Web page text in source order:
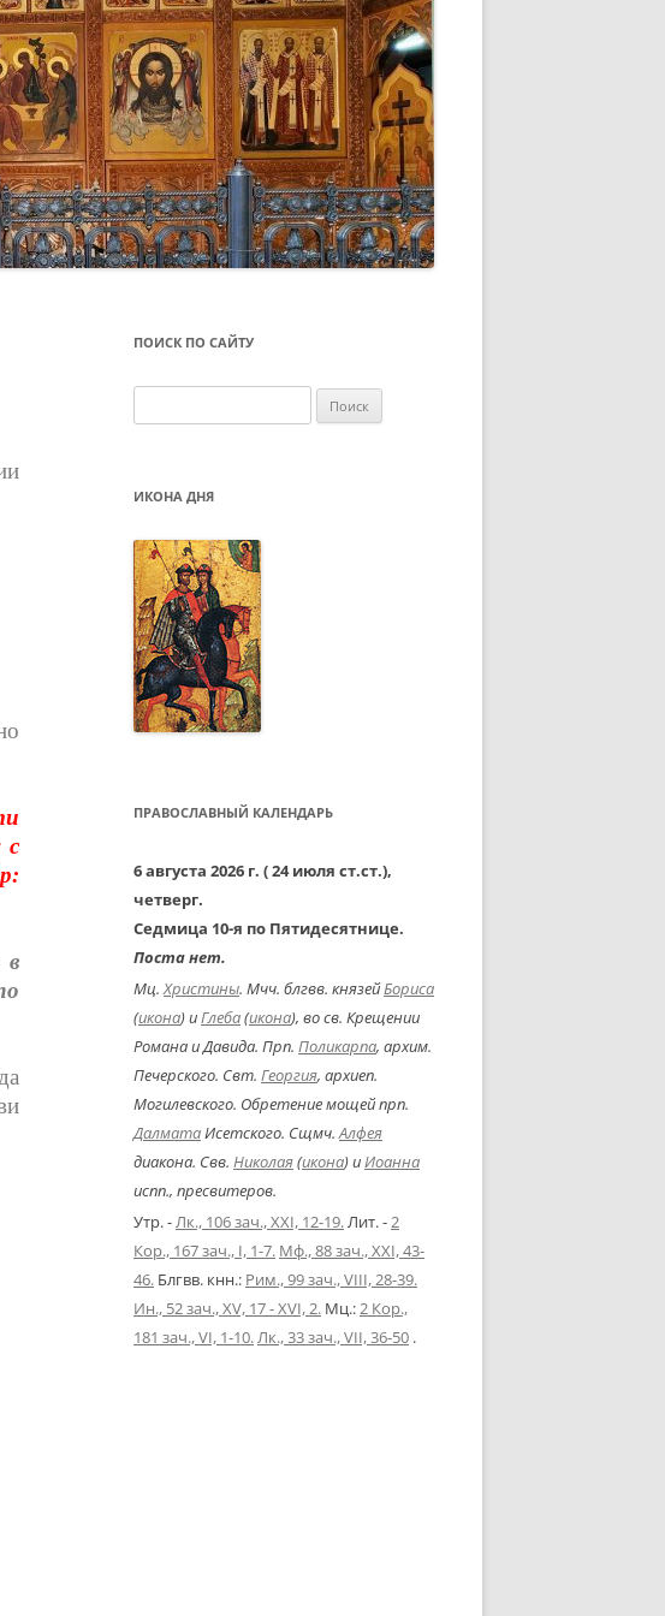
с
в
ПОИСК ПО САЙТУ
ИКОНА ДНЯ
ПРАВОСЛАВНЫЙ КАЛЕНДАРЬ
6 августа 2026 г. ( 24 июля ст.ст.),
четверг.
Седмица 10-я по Пятидесятнице.
Поста нет.
Мц.Христины. Мчч. блгвв. князейБориса
(икона) иГлеба(икона), во св. Крещении
Романа и Давида. Прп. Поликарпа, архим.
Печерского. Свт. Георгия, архиеп.
Могилевского. Обретение мощей прп.
ДалматаИсетского. Сщмч.Алфея
диакона. Свв. Николая(икона) иИоанна
испп., пресвитеров.
Утр. -Лк., 106 зач., XXI, 12-19.Лит. -2
Кор., 167 зач., I, 1-7. Мф., 88 зач., XXI, 43-
46. Блгвв. кнн.: Рим., 99 зач., VIII, 28-39.
Ин., 52 зач., XV, 17 - XVI, 2. Мц.:2 Кор.,
181 зач., VI, 1-10.Лк., 33 зач., VII, 36-50 .